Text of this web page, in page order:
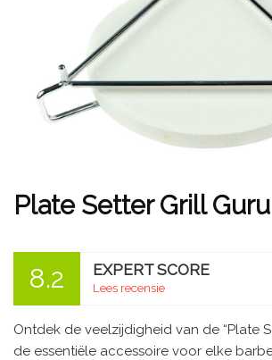
Plate Setter Grill Guru
8.2 EXPERT SCORE
Lees recensie
Ontdek de veelzijdigheid van de “Plate
de essentiële accessoire voor elke